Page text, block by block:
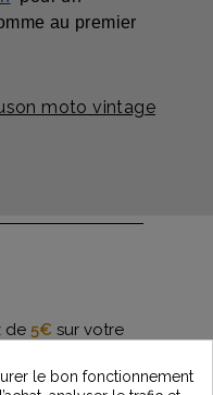
au premier
moto vintage
de 5€ sur votre
nouveautés
le bon fonctionnement